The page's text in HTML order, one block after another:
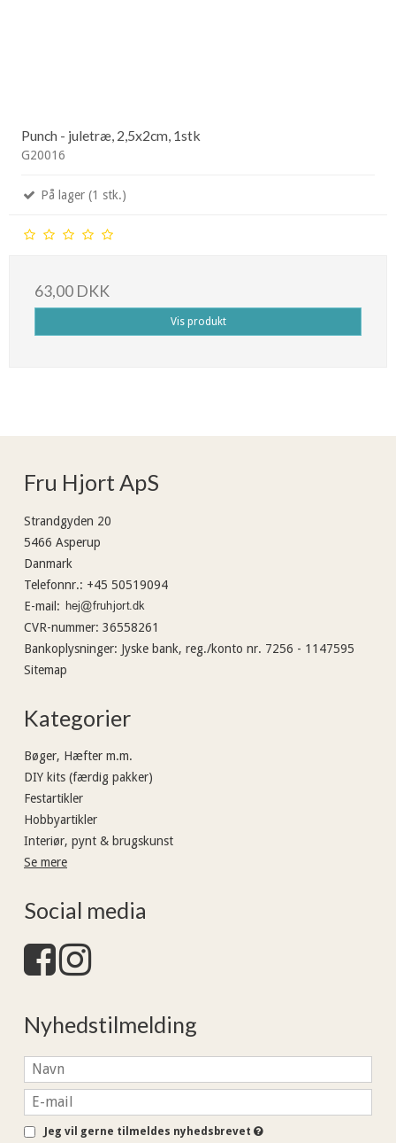
Punch - juletræ, 2,5x2cm, 1stk
G20016
På lager (1 stk.)
63,00 DKK
Vis produkt
Fru Hjort ApS
Strandgyden 20
5466 Asperup
Danmark
Telefonnr.: +45 50519094
E-mail :
CVR-nummer: 36558261
Bankoplysninger: Jyske bank, reg./konto nr. 7256 - 1147595
Sitemap
Kategorier
Bøger, Hæfter m.m.
DIY kits (færdig pakker)
Festartikler
Hobbyartikler
Interiør, pynt & brugskunst
Se mere
Social media
Nyhedstilmelding
Jeg vil gerne tilmeldes nyhedsbrevet